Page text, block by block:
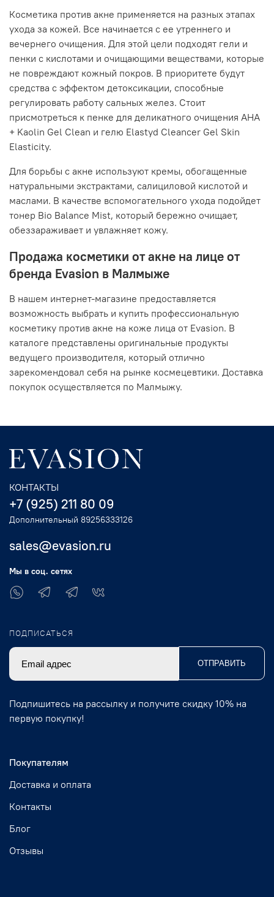
Косметика против акне применяется на разных этапах
ухода за кожей. Все начинается с ее утреннего и
вечернего очищения. Для этой цели подходят гели и
пенки с кислотами и очищающими веществами, которые
не повреждают кожный покров. В приоритете будут
средства с эффектом детоксикации, способные
регулировать работу сальных желез. Стоит
присмотреться к пенке для деликатного очищения AHA
+ Kaolin Gel Clean и гелю Elastyd Cleancer Gel Skin
Elasticity.
Для борьбы с акне используют кремы, обогащенные
натуральными экстрактами, салициловой кислотой и
маслами. В качестве вспомогательного ухода подойдет
тонер Bio Balance Mist, который бережно очищает,
обеззараживает и увлажняет кожу.
Продажа косметики от акне на лице от
бренда Evasion в Малмыже
В нашем интернет-магазине предоставляется
возможность выбрать и купить профессиональную
косметику против акне на коже лица от Evasion. В
каталоге представлены оригинальные продукты
ведущего производителя, который отлично
зарекомендовал себя на рынке космецевтики. Доставка
покупок осуществляется по Малмыжу.
Покупателям
Доставка и оплата
Контакты
Блог
Отзывы
КОНТАКТЫ
+7 (925) 211 80 09
Дополнительный 89256333126
sales@evasion.ru
Мы в соц. сетях
ПОДПИСАТЬСЯ
ОТПРАВИТЬ
Подпишитесь на рассылку и получите скидку 10% на
первую покупку!